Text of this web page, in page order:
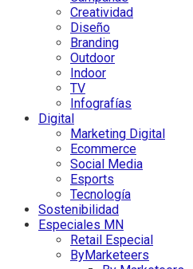
Creatividad
Diseño
Branding
Outdoor
Indoor
TV
Infografías
Digital
Marketing Digital
Ecommerce
Social Media
Esports
Tecnología
Sostenibilidad
Especiales MN
Retail Especial
ByMarketeers